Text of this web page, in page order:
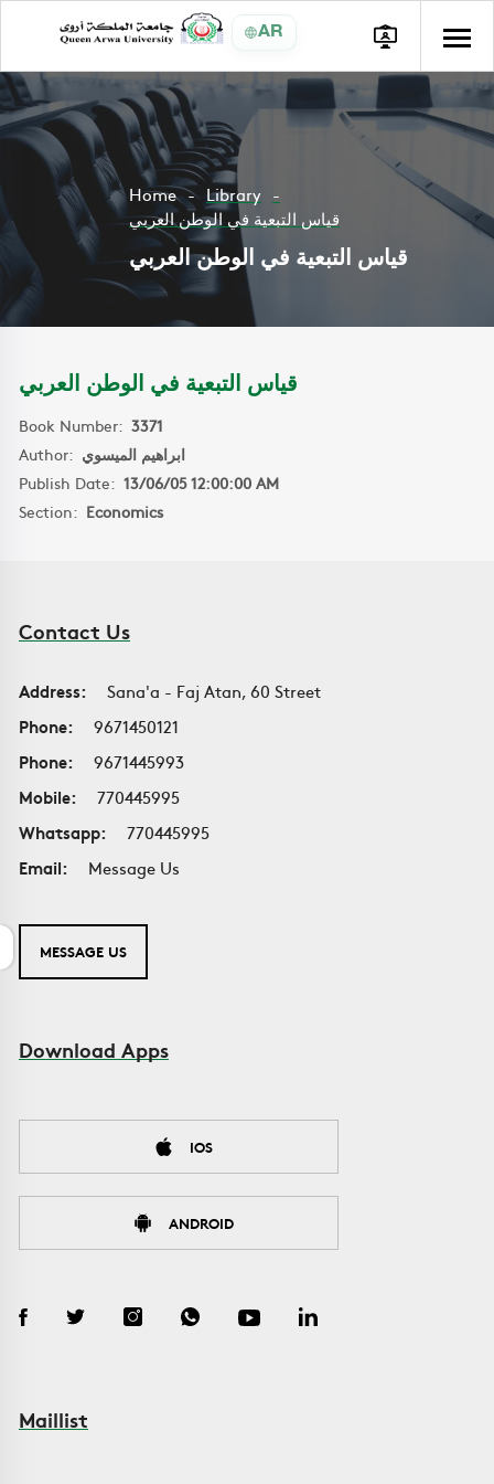
AR
Home
Library
قياس التبعية في الوطن العربي
قياس التبعية في الوطن العربي
قياس التبعية في الوطن العربي
Book Number: 3371
Author: ابراهيم الميسوي
Publish Date: 13/06/05 12:00:00 AM
Section: Economics
Contact Us
Address:
Sana'a - Faj Atan, 60 Street
Phone:
9671450121
Phone:
9671445993
Mobile:
770445995
Whatsapp:
770445995
Email:
Message Us
MESSAGE US
Download Apps
IOS
ANDROID
Maillist